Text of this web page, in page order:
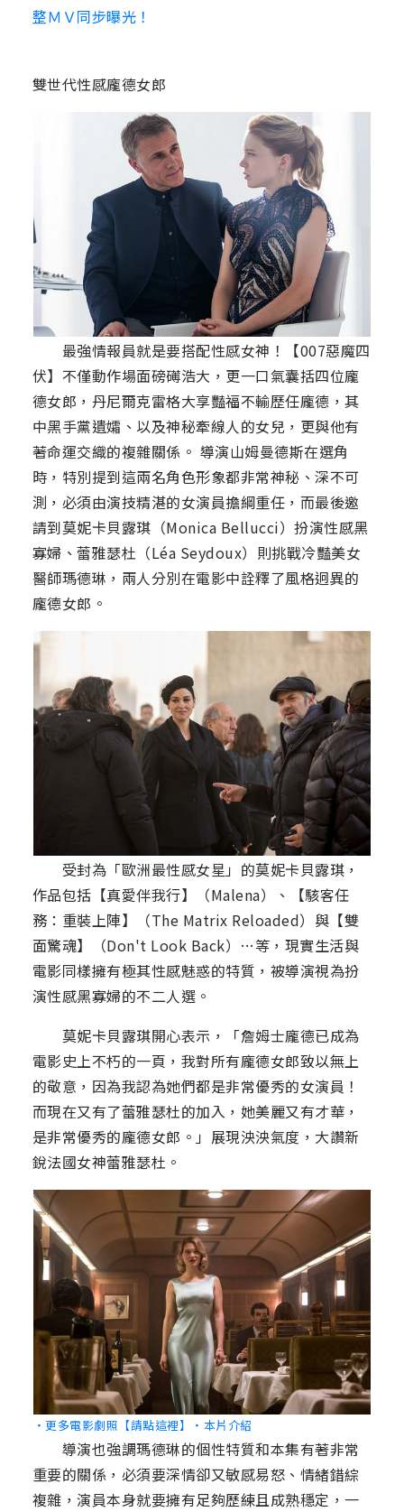
整ＭＶ同步曝光！
雙世代性感龐德女郎
最強情報員就是要搭配性感女神！【007惡魔四
伏】不僅動作場面磅礡浩大，更一口氣囊括四位龐
德女郎，丹尼爾克雷格大享豔福不輸歷任龐德，其
中黑手黨遺孀、以及神秘牽線人的女兒，更與他有
著命運交織的複雜關係。 導演山姆曼德斯在選角
時，特別提到這兩名角色形象都非常神秘、深不可
測，必須由演技精湛的女演員擔綱重任，而最後邀
請到莫妮卡貝露琪（Monica Bellucci）扮演性感黑
寡婦、蕾雅瑟杜（Léa Seydoux）則挑戰冷豔美女
醫師瑪德琳，兩人分別在電影中詮釋了風格迥異的
龐德女郎。
受封為「歐洲最性感女星」的莫妮卡貝露琪，
作品包括【真愛伴我行】（Malena）、【駭客任
務：重裝上陣】（The Matrix Reloaded）與【雙
面驚魂】（Don't Look Back）…等，現實生活與
電影同樣擁有極其性感魅惑的特質，被導演視為扮
演性感黑寡婦的不二人選。
莫妮卡貝露琪開心表示，「詹姆士龐德已成為
電影史上不朽的一頁，我對所有龐德女郎致以無上
的敬意，因為我認為她們都是非常優秀的女演員！
而現在又有了蕾雅瑟杜的加入，她美麗又有才華，
是非常優秀的龐德女郎。」展現泱泱氣度，大讚新
銳法國女神蕾雅瑟杜。
‧更多電影劇照【請點這裡】 ‧本片介紹
導演也強調瑪德琳的個性特質和本集有著非常
重要的關係，必須要深情卻又敏感易怒、情緒錯綜
複雜，演員本身就要擁有足夠歷練且成熟穩定，一